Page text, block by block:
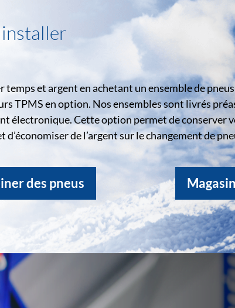
temps et argent en achetant un ensemble de
TPMS en option. Nos ensembles sont livrés
électronique. Cette option permet de conserver
d’économiser de l’argent sur le changement de
des pneus